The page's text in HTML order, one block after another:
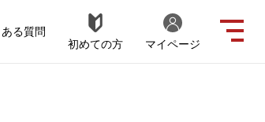
る質問
初めての方
マイページ